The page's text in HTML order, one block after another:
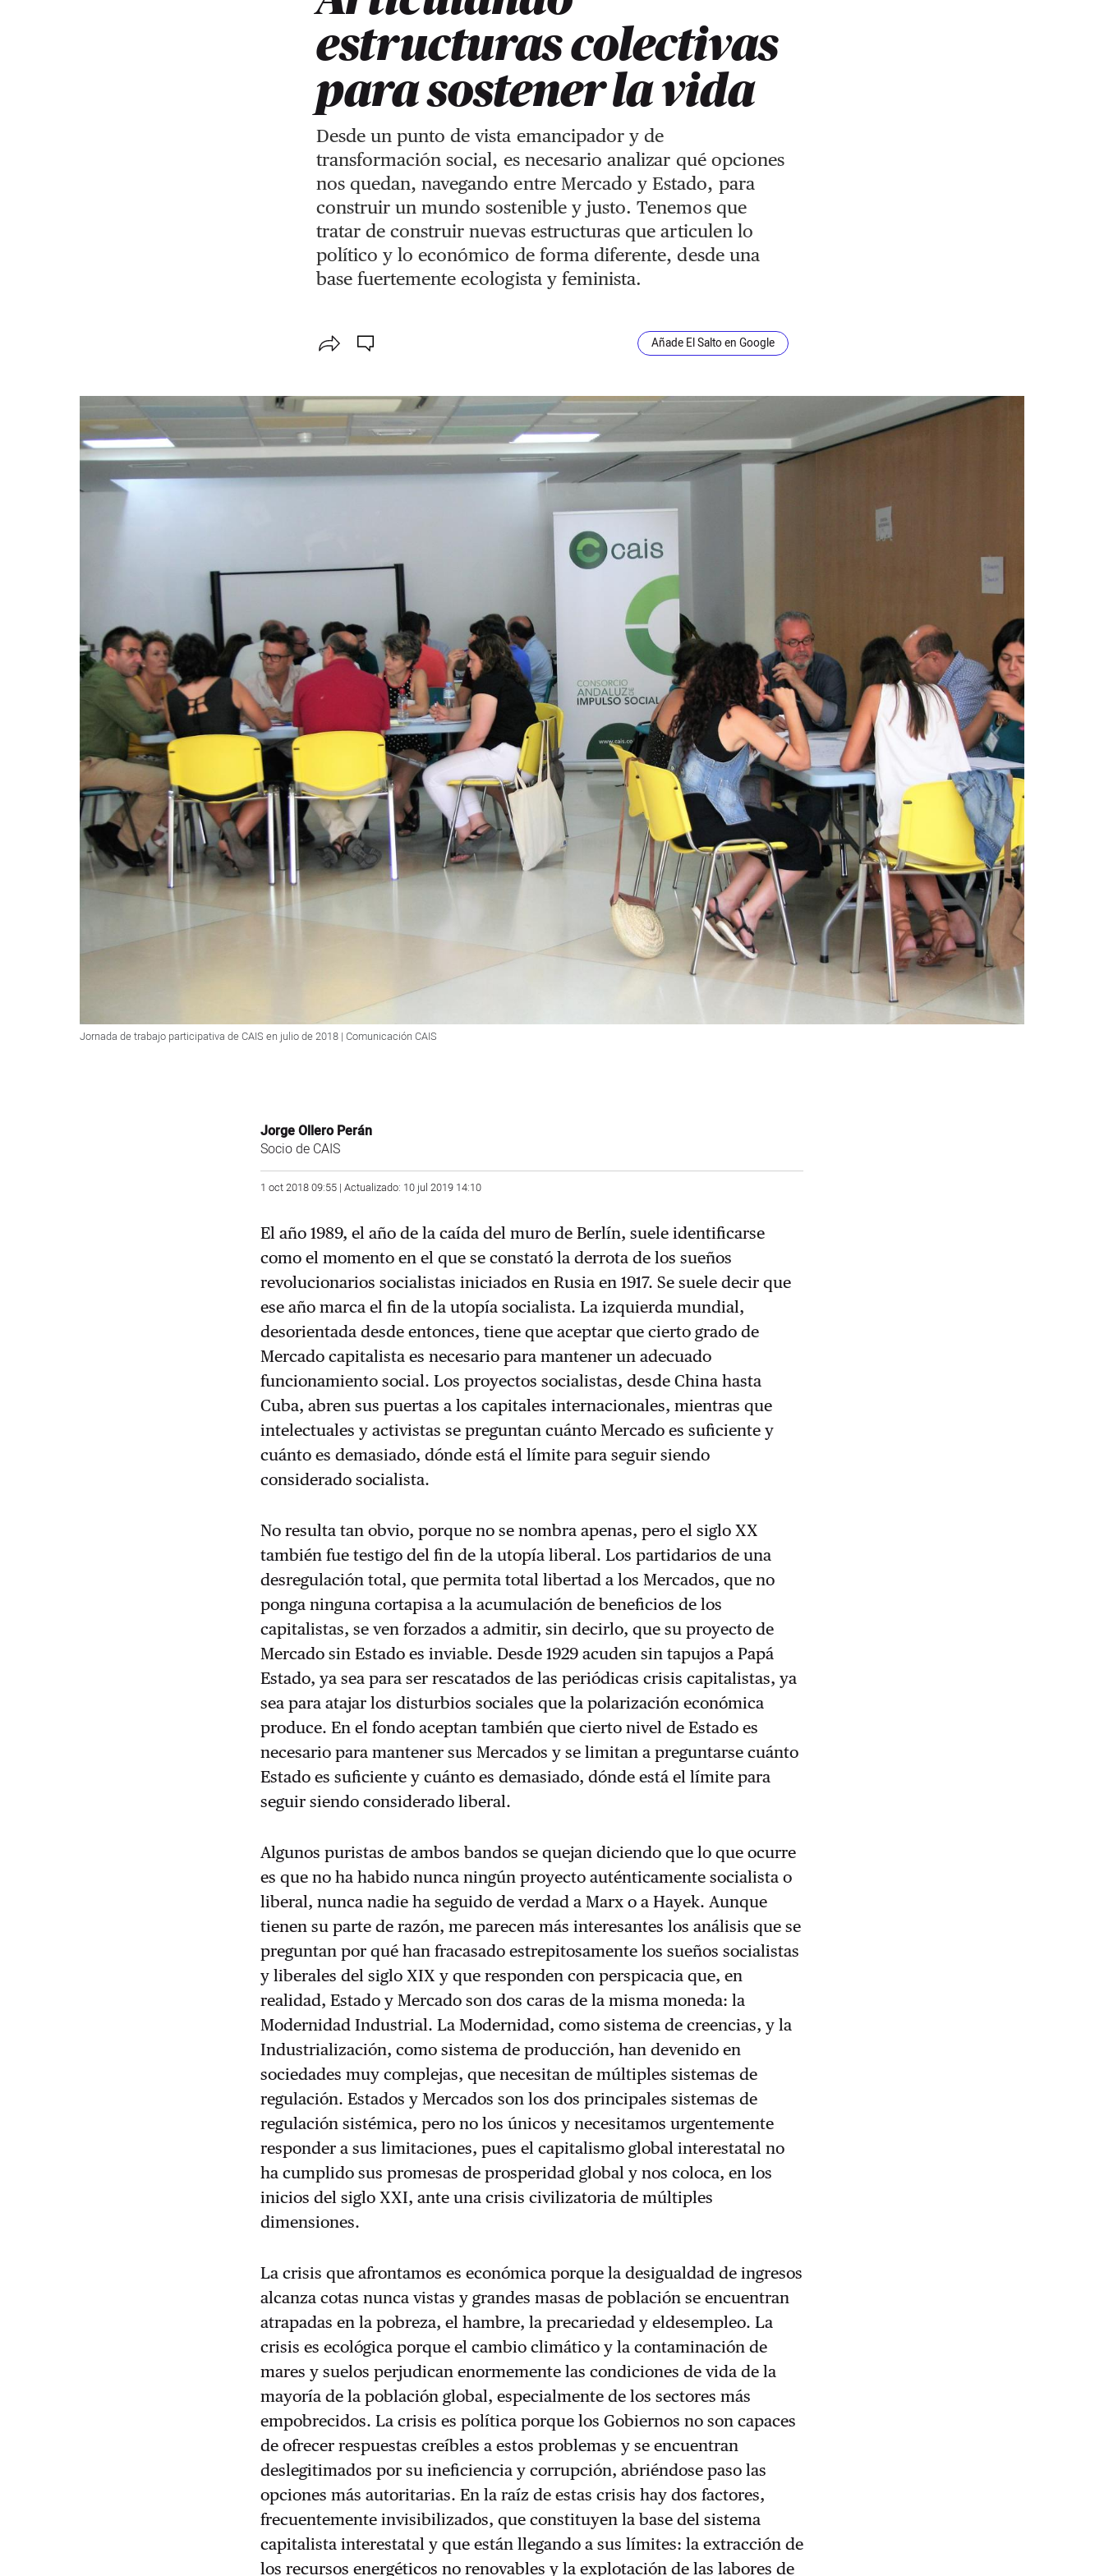
estructuras colectivas
para sostener la vida
Desde un punto de vista emancipador y de
transformación social, es necesario analizar qué opciones
nos quedan, navegando entre Mercado y Estado, para
construir un mundo sostenible y justo. Tenemos que
tratar de construir nuevas estructuras que articulen lo
político y lo económico de forma diferente, desde una
base fuertemente ecologista y feminista.
Añade El Salto en Google
Jornada de trabajo participativa de CAIS en julio de 2018 | Comunicación CAIS
Jorge Ollero Perán
Socio de CAIS
1 oct 2018 09:55 | Actualizado: 10 jul 2019 14:10
El año 1989, el año de la caída del muro de Berlín, suele identificarse
como el momento en el que se constató la derrota de los sueños
revolucionarios socialistas iniciados en Rusia en 1917. Se suele decir que
ese año marca el fin de la utopía socialista. La izquierda mundial,
desorientada desde entonces, tiene que aceptar que cierto grado de
Mercado capitalista es necesario para mantener un adecuado
funcionamiento social. Los proyectos socialistas, desde China hasta
Cuba, abren sus puertas a los capitales internacionales, mientras que
intelectuales y activistas se preguntan cuánto Mercado es suficiente y
cuánto es demasiado, dónde está el límite para seguir siendo
considerado socialista.
No resulta tan obvio, porque no se nombra apenas, pero el siglo XX
también fue testigo del fin de la utopía liberal. Los partidarios de una
desregulación total, que permita total libertad a los Mercados, que no
ponga ninguna cortapisa a la acumulación de beneficios de los
capitalistas, se ven forzados a admitir, sin decirlo, que su proyecto de
Mercado sin Estado es inviable. Desde 1929 acuden sin tapujos a Papá
Estado, ya sea para ser rescatados de las periódicas crisis capitalistas, ya
sea para atajar los disturbios sociales que la polarización económica
produce. En el fondo aceptan también que cierto nivel de Estado es
necesario para mantener sus Mercados y se limitan a preguntarse cuánto
Estado es suficiente y cuánto es demasiado, dónde está el límite para
seguir siendo considerado liberal.
Algunos puristas de ambos bandos se quejan diciendo que lo que ocurre
es que no ha habido nunca ningún proyecto auténticamente socialista o
liberal, nunca nadie ha seguido de verdad a Marx o a Hayek. Aunque
tienen su parte de razón, me parecen más interesantes los análisis que se
preguntan por qué han fracasado estrepitosamente los sueños socialistas
y liberales del siglo XIX y que responden con perspicacia que, en
realidad, Estado y Mercado son dos caras de la misma moneda: la
Modernidad Industrial. La Modernidad, como sistema de creencias, y la
Industrialización, como sistema de producción, han devenido en
sociedades muy complejas, que necesitan de múltiples sistemas de
regulación. Estados y Mercados son los dos principales sistemas de
regulación sistémica, pero no los únicos y necesitamos urgentemente
responder a sus limitaciones, pues el capitalismo global interestatal no
ha cumplido sus promesas de prosperidad global y nos coloca, en los
inicios del siglo XXI, ante una crisis civilizatoria de múltiples
dimensiones.
La crisis que afrontamos es económica porque la desigualdad de ingresos
alcanza cotas nunca vistas y grandes masas de población se encuentran
atrapadas en la pobreza, el hambre, la precariedad y eldesempleo. La
crisis es ecológica porque el cambio climático y la contaminación de
mares y suelos perjudican enormemente las condiciones de vida de la
mayoría de la población global, especialmente de los sectores más
empobrecidos. La crisis es política porque los Gobiernos no son capaces
de ofrecer respuestas creíbles a estos problemas y se encuentran
deslegitimados por su ineficiencia y corrupción, abriéndose paso las
opciones más autoritarias. En la raíz de estas crisis hay dos factores,
frecuentemente invisibilizados, que constituyen la base del sistema
capitalista interestatal y que están llegando a sus límites: la extracción de
los recursos energéticos no renovables y la explotación de las labores de